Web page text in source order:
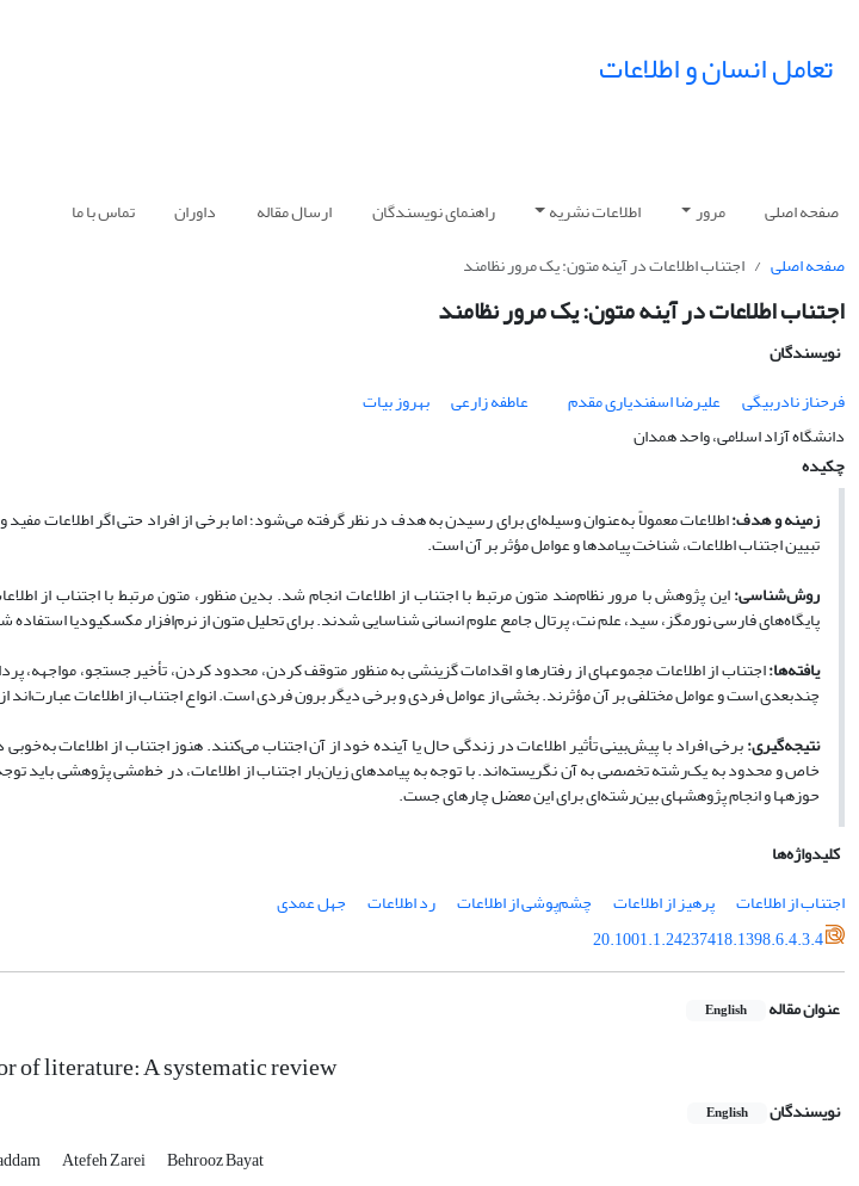
تعامل انسان و اطلاعات
صفحه اصلی مرور اطلاعات نشریه راهنمای نویسندگان ارسال مقاله داوران
تماس با ما
صفحه اصلی
اجتناب اطلاعات در آینه متون: یک مرور نظامند
اجتناب اطلاعات در آینه متون: یک مرور نظامند
نویسندگان
فرحناز نادربیگی
علیرضا اسفندیاری مقدم عاطفه زارعی
بهروز بیات
دانشگاه آزاد اسلامی، واحد همدان
چکیده
زمینه و هدف:اطلاعات معمولاً به‌عنوان وسیله‌ای برای رسیدن به هدف در نظر گرفته می‌شود؛ اما برخی از افراد حتی اگر اطلاعات
تبیین اجتناب اطلاعات،شناختپیامدها وعوامل مؤثر بر آن است.
روش‌شناسی:این پژوهش با مرور نظام‌مند متون مرتبط با اجتناب از اطلاعات انجام شد. بدین منظور، متون مرتبط با اجتناب از
پایگاه‌های فارسی نورمگز، سید، علم نت، پرتال جامع علوم انسانی شناسایی شدند. برای تحلیل متون از نرم‌افزار مکس­کیودی­ا استفاده
یافته‌ها:اجتناب از اطلاعات مجموعه­ای از رفتارها و اقدامات گزینشی به منظور متوقف کردن، محدود کردن، تأخیر جستجو، مواجهه،
چندبعدی است و عوامل مختلفی بر آن مؤثرند. بخشی از عوامل فردی و برخی دیگر برون فردی است. انواع اجتناب از اطلاعات عبارت‌اند
نتیجه‌گیری:برخی افراد با پیش‌بینی تأثیر اطلاعات در زندگی حال یا آینده خود از آن اجتناب می‌کنند. هنوز اجتناب از اطلاعات
خاص و محدود به یک‌رشته تخصصی به آن نگریسته‌اند.با توجه به پیامدهای زیان‌بار اجتناب از اطلاعات، در خط‌مشی پژوهشی باید
حوزه­ها و انجام پژوهش­های بین‌رشته‌ای برای این معضل چاره­ای جست.
کلیدواژه‌ها
اجتناب از اطلاعات
پرهیز از اطلاعات چشم‌پوشی از اطلاعات رد اطلاعات
جهل عمدی
20.1001.1.24237418.1398.6.4.3.4
عنوان مقاله English
of literature: A systematic review
نویسندگان English
Atefeh Zarei
Behrooz Bayat